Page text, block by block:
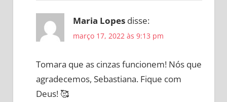
Maria Lopes disse:
março 17, 2022 às 9:13 pm
Tomara que as cinzas funcionem! Nós que
agradecemos, Sebastiana. Fique com
Deus! 🥰